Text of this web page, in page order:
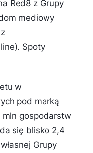
Red8 z Grupy
mediowy
Spoty
w
pod marką
gospodarstw
się blisko 2,4
Grupy